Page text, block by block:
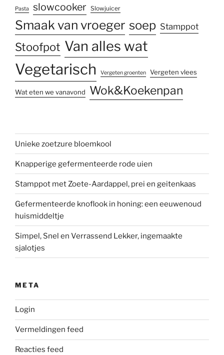
Pasta slowcooker Slowjuicer
Smaak van vroeger soep Stamppot
Stoofpot Van alles wat
Vegetarisch Vergeten groenten Vergeten vlees
Wat eten we vanavond Wok&Koekenpan
Unieke zoetzure bloemkool
Knapperige gefermenteerde rode uien
Stamppot met Zoete-Aardappel, prei en geitenkaas
Gefermenteerde knoflook in honing: een eeuwenoud
huismiddeltje
Simpel, Snel en Verrassend Lekker, ingemaakte
sjalotjes
META
Login
Vermeldingen feed
Reacties feed